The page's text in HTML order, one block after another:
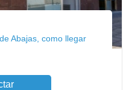
Abajas, como llegar